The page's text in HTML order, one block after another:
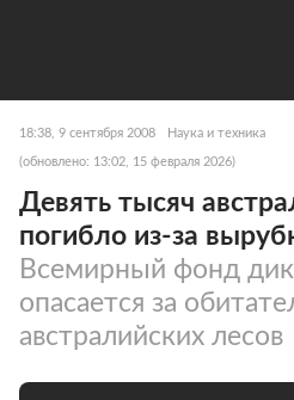
18:38, 9 сентября 2008 Наука и техника
(обновлено: 13:02, 15 февраля 2026)
Девять тысяч
погибло из-за
Всемирный фонд
опасается за
австралийских лесов